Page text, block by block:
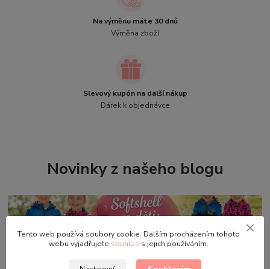
Na výměnu máte 30 dnů
Výměna zboží
Slevový kupón na další nákup
Dárek k objednávce
Novinky z našeho blogu
Tento web používá soubory cookie. Dalším procházením tohoto
webu vyjadřujete souhlas s jejich používáním.